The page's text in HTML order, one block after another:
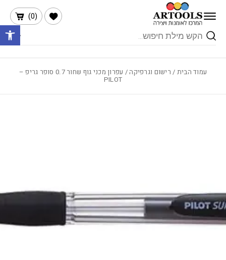
Skip to Content
Products
search
(
0
)
הרשימה שלי
עמוד הבית / רישום וגרפיקה / עפרון מכני גוף שחור 0.7 סופר גריפ –
PILOT
בחזרה למעלה